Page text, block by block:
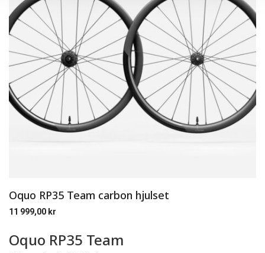
Oquo RP35 Team carbon hjulset
11 999,00 kr
Oquo RP35 Team